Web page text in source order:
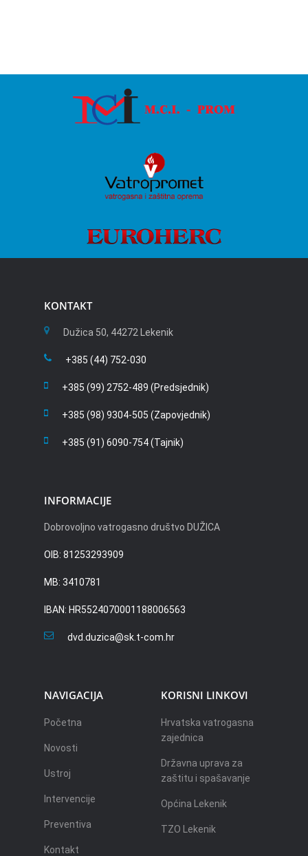
KONTAKT
Dužica 50, 44272 Lekenik
+385 (44) 752-030
+385 (99) 2752-489 (Predsjednik)
+385 (98) 9304-505 (Zapovjednik)
+385 (91) 6090-754 (Tajnik)
INFORMACIJE
Dobrovoljno vatrogasno društvo DUŽICA
OIB: 81253293909
MB: 3410781
IBAN: HR5524070001188006563
dvd.duzica@sk.t-com.hr
NAVIGACIJA
Početna
Novosti
Ustroj
Intervencije
Preventiva
Kontakt
KORISNI LINKOVI
Hrvatska vatrogasna
zajednica
Državna uprava za
zaštitu i spašavanje
Općina Lekenik
TZO Lekenik